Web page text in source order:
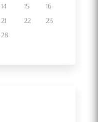
14 15
16
21 22
23
28